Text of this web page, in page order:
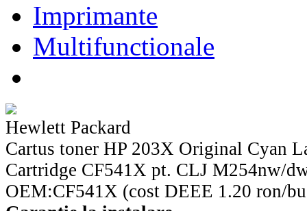
Imprimante
Multifunctionale
Hewlett Packard
Cartus toner HP 203X Original Cyan
Cartridge CF541X pt. CLJ M254nw/
OEM:CF541X (cost DEEE 1.20 ron/